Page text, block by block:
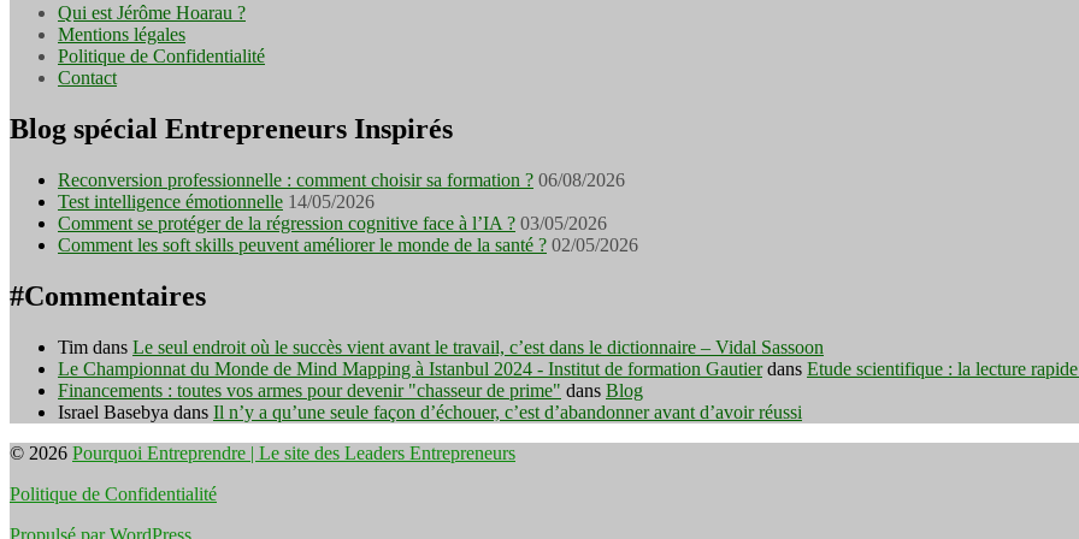
Qui est Jérôme Hoarau ?
Mentions légales
Politique de Confidentialité
Contact
Blog spécial Entrepreneurs Inspirés
Reconversion professionnelle : comment choisir sa formation ? 06/08/2026
Test intelligence émotionnelle 14/05/2026
Comment se protéger de la régression cognitive face à l’IA ? 03/05/2026
Comment les soft skills peuvent améliorer le monde de la santé ? 02/05/2026
#Commentaires
Tim dans Le seul endroit où le succès vient avant le travail, c’est dans le dictionnaire – Vidal Sassoon
Le Championnat du Monde de Mind Mapping à Istanbul 2024 - Institut de formation Gautierdans Etude scientifique : la lecture
Financements : toutes vos armes pour devenir "chasseur de prime" dans Blog
Israel Basebya dans Il n’y a qu’une seule façon d’échouer, c’est d’abandonner avant d’avoir réussi
© 2026 Pourquoi Entreprendre | Le site des Leaders Entrepreneurs
Politique de Confidentialité
Propulsé par WordPress